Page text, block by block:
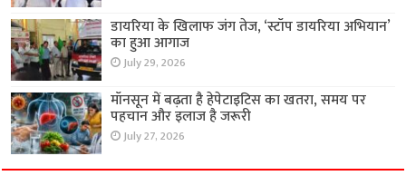
डायरिया के खिलाफ जंग तेज, ‘स्टॉप डायरिया अभियान’
का हुआ आगाज
July 29, 2026
मॉनसून में बढ़ता है हेपेटाइटिस का खतरा, समय पर
पहचान और इलाज है जरूरी
July 27, 2026